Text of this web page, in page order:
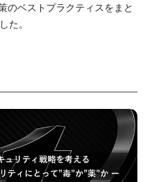
のベストプラクティスをまと
た。